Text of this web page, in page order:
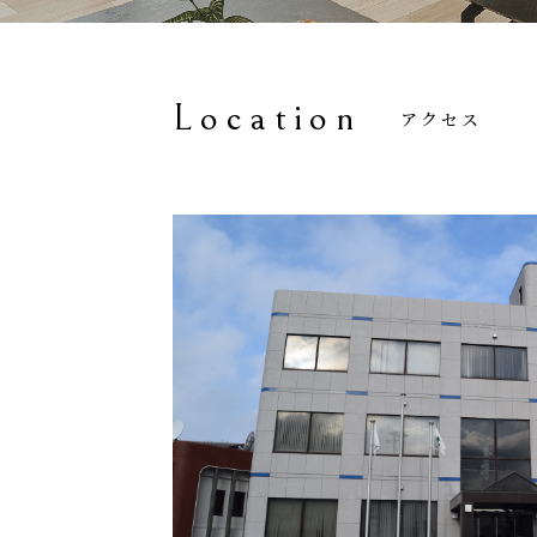
Location アクセス